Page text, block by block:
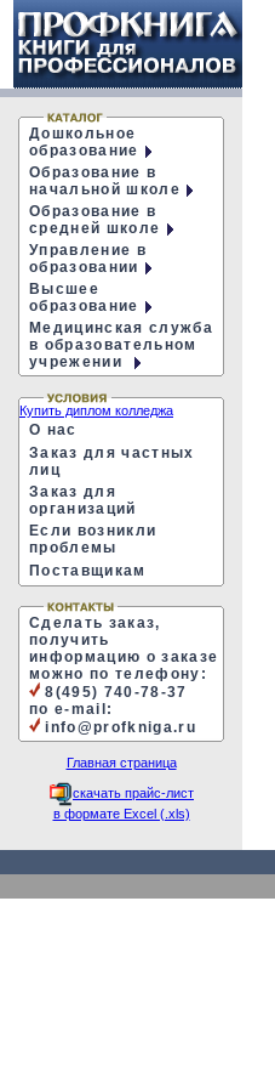
Дошкольное
образование
Образование в
начальной школе
Образование в
средней школе
Управление в
образовании
Высшее
образование
Медицинская служба
в образовательном
учрежении
Купить диплом колледжа
О нас
Заказ для частных
лиц
Заказ для
организаций
Если возникли
проблемы
Поставщикам
Сделать заказ,
получить
информацию о заказе
можно по телефону:
8(495) 740-78-37
по e-mail:
info@profkniga.ru
Главная страница
скачать прайс-лист
в формате Excel (.xls)